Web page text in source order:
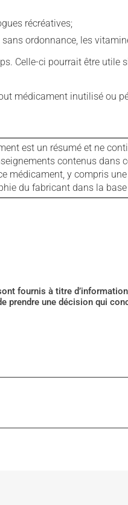
récréatives;
ordonnance, les
Celle-ci pourrait être utile
médicament inutilisé ou
est un résumé et ne
contenus dans
médicament, y compris
du fabricant dans la
fournis à titre d’information
une décision qui